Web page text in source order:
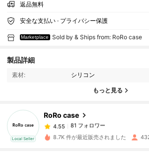
返品無料
安全な支払い · プライバシー保護
Marketplace Sold by & Ships from: RoRo case
製品詳細
素材: シリコン
もっと見る
Local Seller
RoRo case
81 フォロワー
4.55
81 フォロワー
y***2
は1日前に購入しました
8.7K 件が最近販売されました